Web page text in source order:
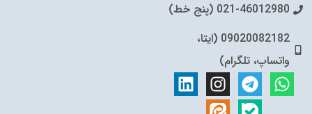
021-46012980 (پنج خط)
09020082182 (ایتا،
واتساپ، تلگرام)